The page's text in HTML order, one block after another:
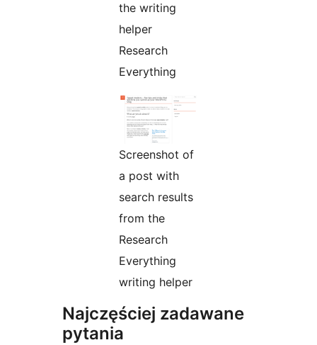
the writing
helper
Research
Everything
Screenshot of
a post with
search results
from the
Research
Everything
writing helper
Najczęściej zadawane
pytania